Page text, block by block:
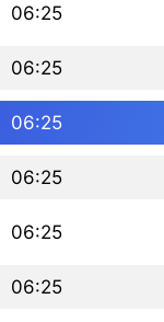
06:25
06:25
06:25
06:25
06:25
06:25